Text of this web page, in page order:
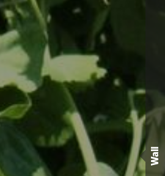
Wall